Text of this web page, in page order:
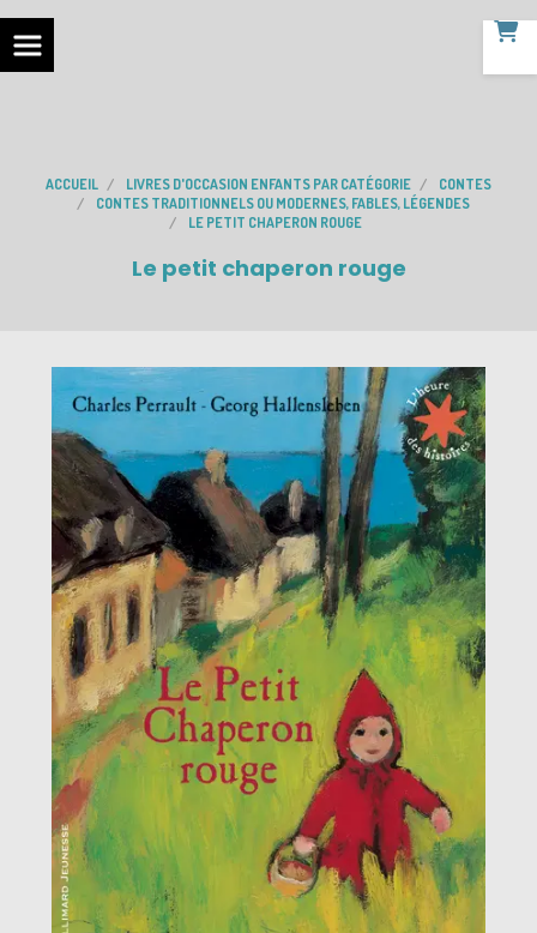
ACCUEIL LIVRES D'OCCASION ENFANTS PAR CATÉGORIE
CONTES
CONTES TRADITIONNELS OU MODERNES, FABLES, LÉGENDES
LE PETIT CHAPERON ROUGE
Le petit chaperon rouge